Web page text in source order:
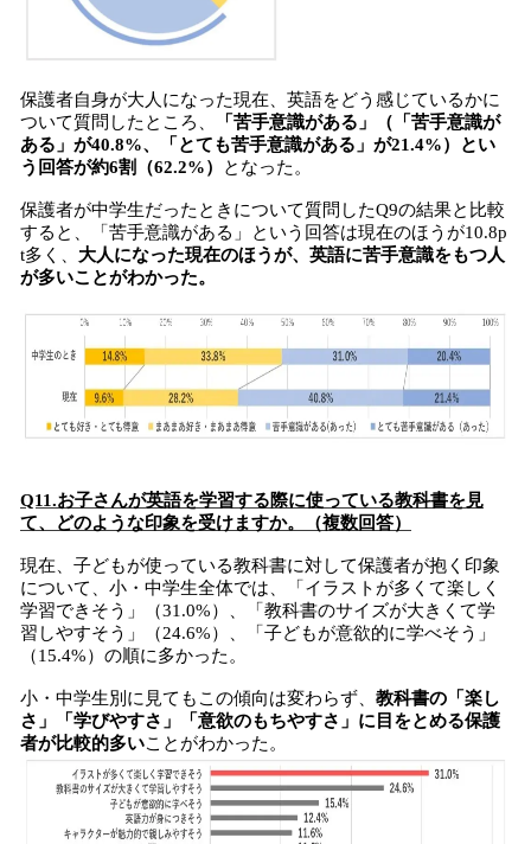
保護者自身が大人になった現在、英語をどう感じているかに
ついて質問したところ、
「苦手意識がある」（「苦手意識が
ある」が40.8%、「とても苦手意識がある」が21.4%）とい
う回答が約6割（62.2%）
となった。
保護者が中学生だったときについて質問したQ9の結果と比較
すると、「苦手意識がある」という回答は現在のほうが10.8p
t多く、 大人になった現在のほうが、英語に苦手意識をもつ人
が多いことがわかった。
Q11.お子さんが英語を学習する際に使っている教科書を見
て、どのような印象を受けますか。（複数回答）
現在、子どもが使っている教科書に対して保護者が抱く印象
について、小・中学生全体では、「イラストが多くて楽しく
学習できそう」（31.0%）、「教科書のサイズが大きくて学
習しやすそう」（24.6%）、「子どもが意欲的に学べそう」
（15.4%）の順に多かった。
小・中学生別に見てもこの傾向は変わらず、 教科書の「楽し
さ」「学びやすさ」「意欲のもちやすさ」に目をとめる保護
者が比較的多いことがわかった。